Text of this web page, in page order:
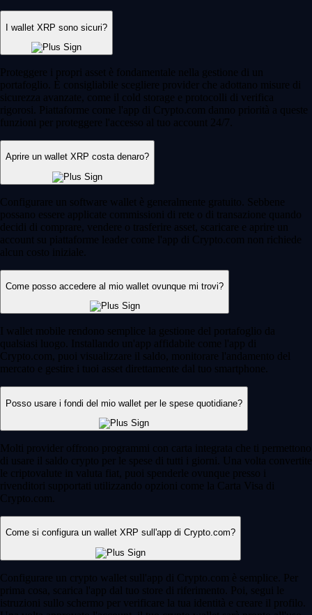
I wallet XRP sono sicuri?
Proteggere i propri asset è fondamentale nella gestione di un
portafoglio. È consigliabile scegliere provider che adottano misure di
sicurezza avanzate, come il cold storage e protocolli di verifica
rigorosi. Piattaforme come l'app di Crypto.com danno priorità a queste
funzioni per proteggere l'accesso al tuo account 24/7.
Aprire un wallet XRP costa denaro?
Configurare un software wallet è generalmente gratuito. Sebbene
possano essere applicate commissioni di rete o di transazione quando
decidi di comprare, vendere o trasferire asset, scaricare e aprire un
account su piattaforme leader come l'app di Crypto.com non richiede
alcun costo iniziale.
Come posso accedere al mio wallet ovunque mi trovi?
I wallet mobile rendono semplice la gestione del portafoglio da
qualsiasi luogo. Installando un'app affidabile come l'app di
Crypto.com, puoi visualizzare il saldo, monitorare l'andamento del
mercato e gestire i tuoi asset direttamente dal tuo smartphone.
Posso usare i fondi del mio wallet per le spese quotidiane?
Molti provider offrono programmi con carta integrata che ti permettono
di usare il saldo crypto per le spese di tutti i giorni. Una volta convertite
le criptovalute in valuta fiat, puoi spenderle ovunque presso i
rivenditori supportati utilizzando opzioni come la Carta Visa di
Crypto.com.
Come si configura un wallet XRP sull'app di Crypto.com?
Configurare un crypto wallet sull'app di Crypto.com è semplice. Per
prima cosa, scarica l'app dal tuo store di riferimento. Poi, segui le
istruzioni sullo schermo per verificare la tua identità e creare il profilo.